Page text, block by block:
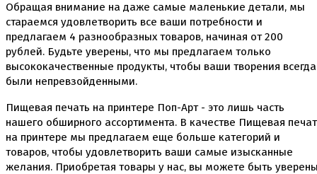
Обращая внимание на даже самые маленькие детали, мы
стараемся удовлетворить все ваши потребности и
предлагаем 4 разнообразных товаров, начиная от 200
рублей. Будьте уверены, что мы предлагаем только
высококачественные продукты, чтобы ваши творения всегда
были непревзойденными.
Пищевая печать на принтере Поп-Арт - это лишь часть
нашего обширного ассортимента. В качестве Пищевая
на принтере мы предлагаем еще больше категорий и
товаров, чтобы удовлетворить ваши самые изысканные
желания. Приобретая товары у нас, вы можете быть